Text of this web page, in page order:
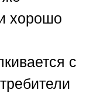
хорошо
с